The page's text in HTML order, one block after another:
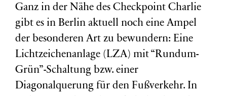
Ganz in der Nähe des Checkpoint Charlie
gibt es in Berlin aktuell noch eine Ampel
der besonderen Art zu bewundern: Eine
Lichtzeichenanlage (LZA) mit “Rundum-
Grün”-Schaltung bzw. einer
Diagonalquerung für den Fußverkehr. In